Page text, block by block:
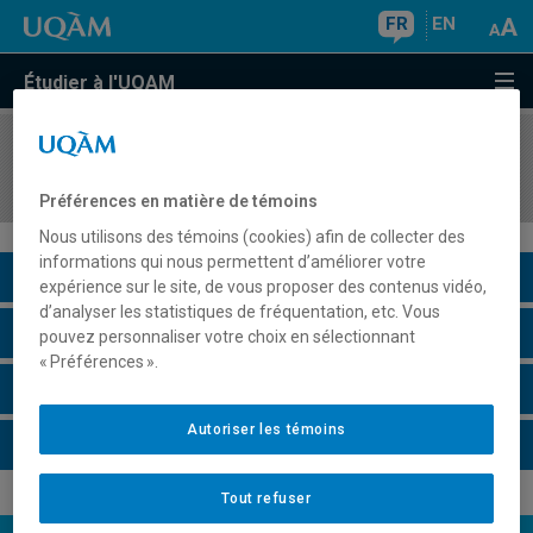
FR EN
Étudier à l'UQAM
COURS//
Description du cours
Horaire - Été 2026
Préférences en matière de témoins
Nous utilisons des témoins (cookies) afin de collecter des
informations qui nous permettent d’améliorer votre
expérience sur le site, de vous proposer des contenus vidéo,
d’analyser les statistiques de fréquentation, etc. Vous
pouvez personnaliser votre choix en sélectionnant
« Préférences ».
Tout refuser
Autoriser les témoins